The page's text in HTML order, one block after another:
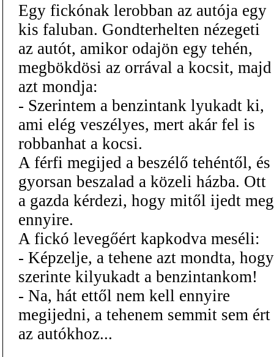
Egy fickónak lerobban az autója egy
kis faluban. Gondterhelten nézegeti
az autót, amikor odajön egy tehén,
megbökdösi az orrával a kocsit, majd
azt mondja:
- Szerintem a benzintank lyukadt ki,
ami elég veszélyes, mert akár fel is
robbanhat a kocsi.
A férfi megijed a beszélő tehéntől, és
gyorsan beszalad a közeli házba. Ott
a gazda kérdezi, hogy mitől ijedt meg
ennyire.
A fickó levegőért kapkodva meséli:
- Képzelje, a tehene azt mondta, hogy
szerinte kilyukadt a benzintankom!
- Na, hát ettől nem kell ennyire
megijedni, a tehenem semmit sem ért
az autókhoz...